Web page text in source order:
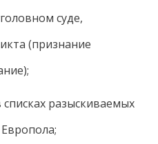
суде,
(признание
разыскиваемых